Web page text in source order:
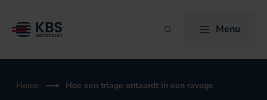
naar
Zoeken Menu
Home Hoe een triage ontaardt in een ravage